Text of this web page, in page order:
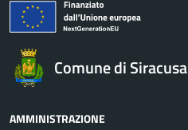
Comune di Siracusa
AMMINISTRAZIONE